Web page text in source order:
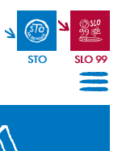
STO SLO 99